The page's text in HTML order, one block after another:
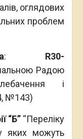
оглядових
проблем
: R30-
Радою
і
№143)
“Б” “Переліку
яких можуть